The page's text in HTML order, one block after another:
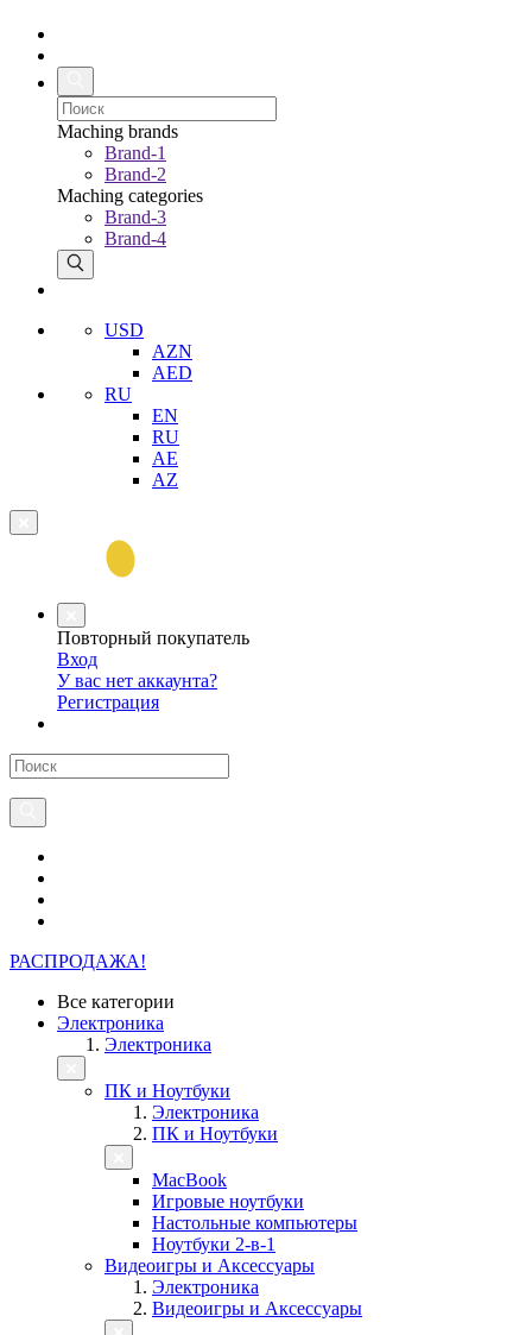
Maching brands
Brand-1
Brand-2
Maching categories
Brand-3
Brand-4
USD
AZN
AED
RU
EN
RU
AE
AZ
Повторный покупатель
Вход
У вас нет аккаунта?
Регистрация
РАСПРОДАЖА!
Все категории
Электроника
Электроника
ПК и Ноутбуки
Электроника
ПК и Ноутбуки
MacBook
Игровые ноутбуки
Настольные компьютеры
Ноутбуки 2-в-1
Видеоигры и Аксессуары
Электроника
Видеоигры и Аксессуары